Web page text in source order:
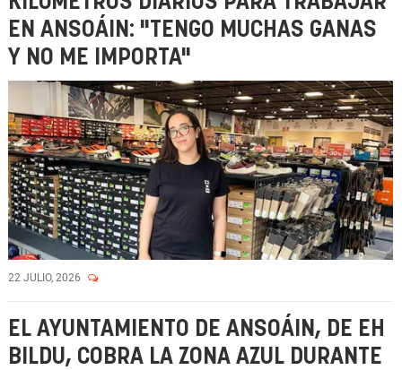
EN ANSOÁIN: "TENGO MUCHAS GANAS
Y NO ME IMPORTA"
22 JULIO, 2026
EL AYUNTAMIENTO DE ANSOÁIN, DE EH
BILDU, COBRA LA ZONA AZUL DURANTE